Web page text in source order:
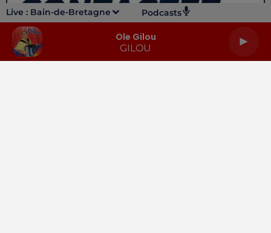
Live : Bain-de-Bretagne Podcasts
Ole Gilou
GILOU